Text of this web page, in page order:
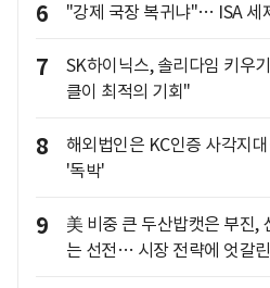
6 "강제 국장 복귀냐"… ISA 세
7
SK하이닉스, 솔리다임 키우
클이 최적의 기회"
8
해외법인은 KC인증 사각지
'독박'
9
美 비중 큰 두산밥캣은 부진,
는 선전… 시장 전략에 엇갈린